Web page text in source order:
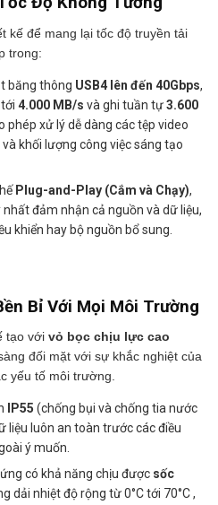
kế để mang lại tốc độ truyền tải
trong:
băng thông USB4 lên đến 40Gbps,
4.000 MB/s và ghi tuần tự3.600
phép xử lý dễ dàng các tệp video
khối lượng công việc sáng tạo
Plug-and-Play (Cắm và Chạy),
nhất đảm nhận cả nguồn và dữ liệu,
khiển hay bộ nguồn bổ sung.
Bỉ Với Mọi Môi Trường
tạo với vỏ bọc chịu lực cao
đối mặt với sự khắc nghiệt của
yếu tố môi trường.
IP55 (chống bụi và chống tia nước
liệu luôn an toàn trước các điều
ý muốn.
có khả năng chịu được sốc
dải nhiệt độ rộng từ 0°C tới 70°C ,